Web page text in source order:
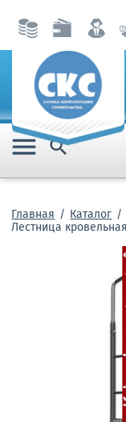
 
Главная Каталог
Лестница